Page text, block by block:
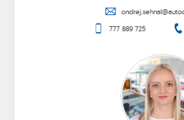
777 889 725